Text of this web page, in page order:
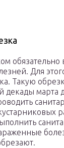
обязательно
Для
Такую
декады марта